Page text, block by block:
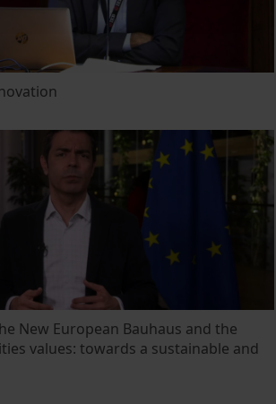
New European Bauhaus and the
values: towards a sustainable and